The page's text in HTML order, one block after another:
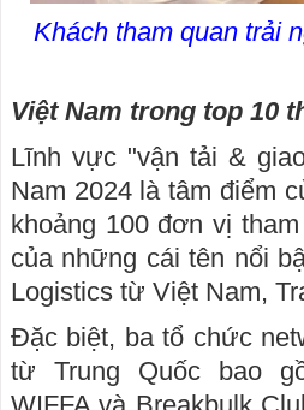
Khách tham quan trải
Việt Nam trong top 10
Lĩnh vực "vận tải &
Nam 2024 là tâm điểm
khoảng 100 đơn vị
của những cái tên nổi
Logistics từ Việt Nam,
Đặc biệt, ba tổ chức
từ Trung Quốc bao